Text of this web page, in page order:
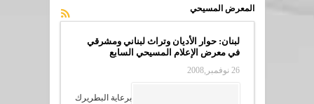
المعرض المسيحي
لبنان: حوار الأديان وتراث لبناني ومشرقي
في معرض الإعلام المسيحي السابع
26 نوفمبر,2008
برعاية البطريرك